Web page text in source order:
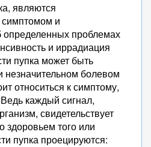
являются
и
определенных проблемах
и иррадиация
пупка может быть
незначительном болевом
относиться к симптому,
каждый сигнал,
свидетельствует
здоровьем того или
пупка проецируются: